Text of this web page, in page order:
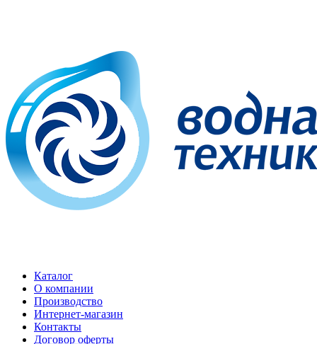
Каталог
О компании
Производство
Интернет-магазин
Контакты
Договор оферты